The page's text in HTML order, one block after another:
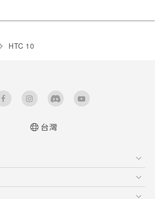
HTC 10‎
台灣